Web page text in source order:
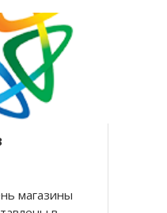
Но это уже в
в
ухаживать
магазины